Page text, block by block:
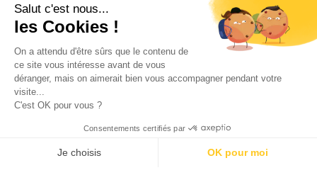
Salut c'est nous...
les Cookies !
On a attendu d'être sûrs que le contenu de
ce site vous intéresse avant de vous
déranger, mais on aimerait bien vous accompagner pendant votre
visite...
C'est OK pour vous ?
Consentements certifiés par
Je choisis OK pour moi
100 calendriers de l’avent rien que pour les adultes –